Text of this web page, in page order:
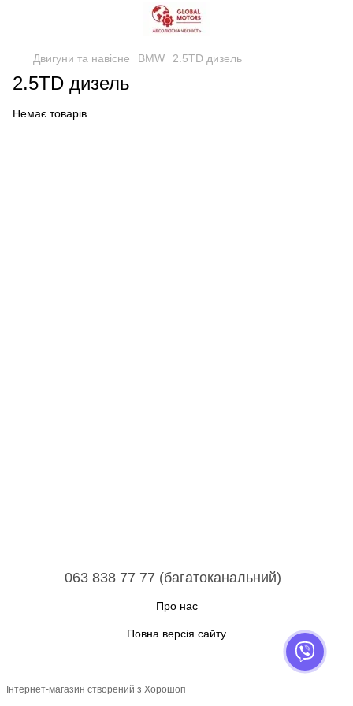
Двигуни та навісне BMW 2.5TD дизель
2.5TD дизель
Немає товарів
063 838 77 77 (багатоканальний)
Про нас
Повна версія сайту
Інтернет-магазин створений з Хорошоп